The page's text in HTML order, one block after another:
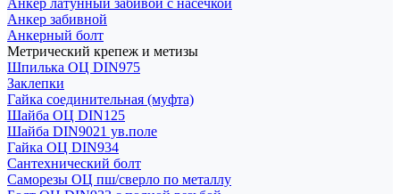
Анкер латунный забивой с насечкой
Анкер забивной
Анкерный болт
Метрический крепеж и метизы
Шпилька ОЦ DIN975
Заклепки
Гайка соединительная (муфта)
Шайба ОЦ DIN125
Шайба DIN9021 ув.поле
Гайка ОЦ DIN934
Сантехнический болт
Саморезы ОЦ пш/сверло по металлу